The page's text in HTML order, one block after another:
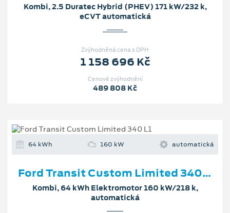
Kombi, 2.5 Duratec Hybrid (PHEV) 171 kW/232 k,
eCVT automatická
Zvýhodněná cena s DPH
1 158 696 Kč
Cenové zvýhodnění
489 808 Kč
64 kWh 160 kW automatická
Ford Transit Custom Limited 340 L1
Kombi, 64 kWh Elektromotor 160 kW/218 k,
automatická